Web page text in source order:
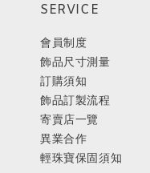
SERVICE
會員制度
飾品尺寸測量
訂購須知
飾品訂製流程
寄賣店一覽
異業合作
輕珠寶保固須知